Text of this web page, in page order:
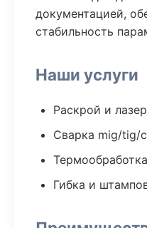
документацией,
стабильность
Наши услуги
Раскрой и
Сварка mig/tig/
Гибка и